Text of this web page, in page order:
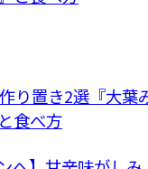
り置き2選『大葉
食べ方